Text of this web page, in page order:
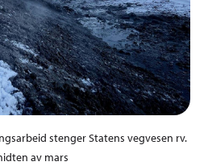
stenger Statens vegvesen rv.
av mars